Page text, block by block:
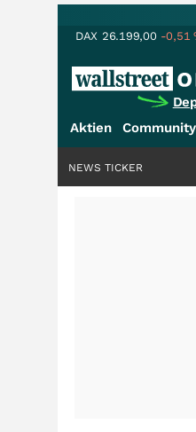
DAX 26.199,00 -0,51
Aktien Community
NEWS TICKER